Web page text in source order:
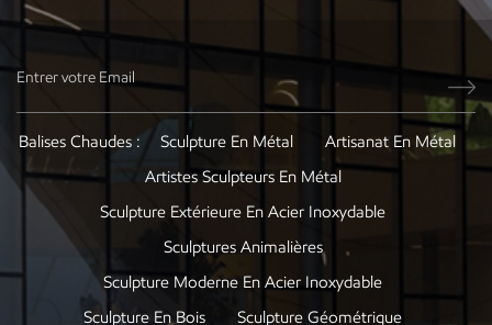
Balises Chaudes : Sculpture En Métal
Artisanat En Métal
Artistes Sculpteurs En Métal
Sculpture Extérieure En Acier Inoxydable
Sculptures Animalières
Sculpture Moderne En Acier Inoxydable
Sculpture En Bois
Sculpture Géométrique